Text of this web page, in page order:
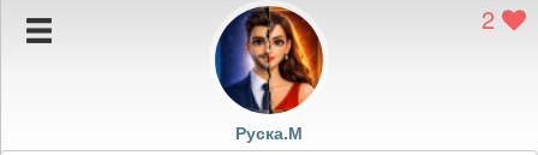
Подаръците на Руска.М
Картичките на Руска.М
2
Руска.М